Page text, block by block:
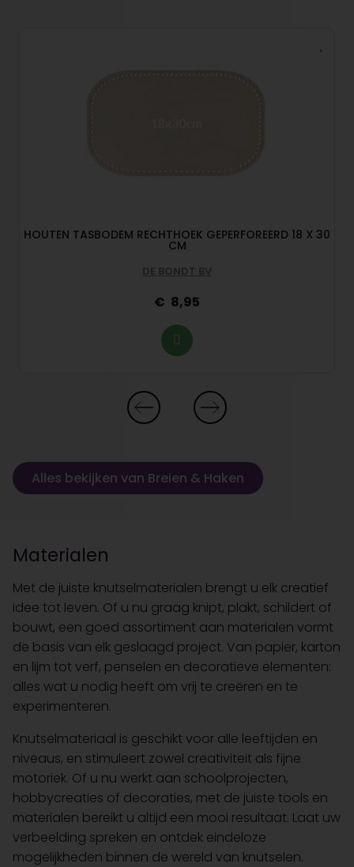
HOUTEN TASBODEM RECHTHOEK GEPERFOREERD 18 X 30
CM
DE BONDT BV
8,95
Alles bekijken van Breien & Haken
Materialen
Met de juiste knutselmaterialen brengt u elk creatief
idee tot leven. Of u nu graag knipt, plakt, schildert of
bouwt, een goed assortiment aan materialen vormt
de basis van elk geslaagd project. Van papier, karton
en lijm tot verf, penselen en decoratieve elementen:
alles wat u nodig heeft om vrij te creëren en te
experimenteren.
Knutselmateriaal is geschikt voor alle leeftijden en
niveaus, en stimuleert zowel creativiteit als fijne
motoriek. Of u nu werkt aan schoolprojecten,
hobbycreaties of decoraties, met de juiste tools en
materialen bereikt u altijd een mooi resultaat. Laat uw
verbeelding spreken en ontdek eindeloze
mogelijkheden binnen de wereld van knutselen.